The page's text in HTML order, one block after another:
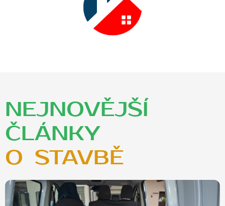
NEJNOVĚJŠÍ
ČLÁNKY
O ZAHRADĚ
PRO HOBBY